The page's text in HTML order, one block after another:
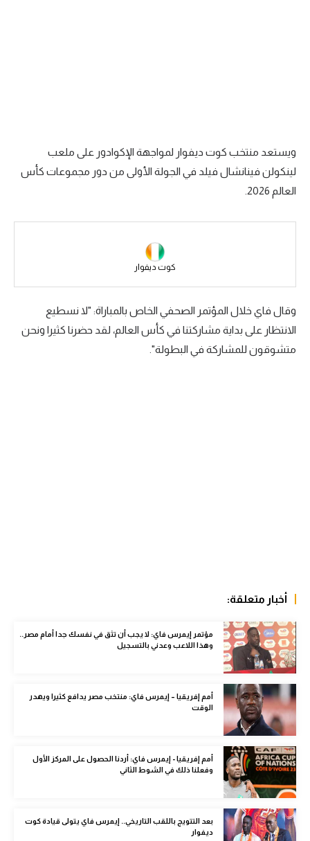
سعودي في الجول
الدوري الإنجليزي
رياضات أخرى
أمم إفريقيا
أقسام خاصة
Gamers
ميركاتو
تحقيق في الجول
تقرير في الجول
تحليل في الجول
حكايات في الجول
ويستعد منتخب كوت ديفوار لمواجهة الإكوادور على ملعب
لينكولن فينانشال فيلد في الجولة الأولى من دور مجموعات كأس
العالم 2026.
كوت ديفوار
وقال فاي خلال المؤتمر الصحفي الخاص بالمباراة: "لا نسطيع
الانتظار على بداية مشاركتنا في كأس العالم، لقد حضرنا كثيرا ونحن
متشوقون للمشاركة في البطولة".
أخبار متعلقة:
مؤتمر إيمرس فاي: لا يجب أن تثق في نفسك جدا أمام مصر..
وهذا اللاعب وعدني بالتسجيل
أمم إفريقيا – إيمرس فاي: منتخب مصر يدافع كثيرا ويهدر
الوقت
أمم إفريقيا - إيمرس فاي: أردنا الحصول على المركز الأول
وفعلنا ذلك في الشوط الثاني
بعد التتويج باللقب التاريخي.. إيمرس فاي يتولى قيادة كوت
ديفوار